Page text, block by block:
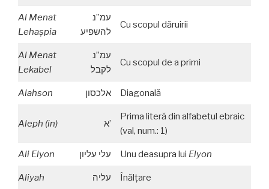
Al Menat
Lehaşpia
עמ”נ
להשפיע
Cu scopul dăruirii
Al Menat
Lekabel
עמ”נ
לקבל
Cu scopul de a primi
Alahson אלכסון Diagonală
Aleph (in) א’
Prima literă din alfabetul ebraic
(val, num.: 1)
Ali Elyon עלי עליון Unu deasupra lui Elyon
Aliyah עליה Înălţare